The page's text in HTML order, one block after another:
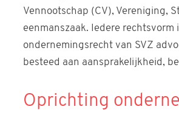
Vennootschap (CV), Vereniging,
eenmanszaak. Iedere
ondernemingsrecht van SVZ
besteed aan aansprakelijkheid,
Oprichting